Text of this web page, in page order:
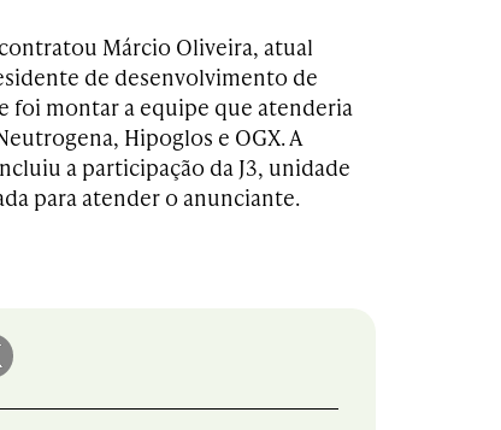
Márcio Oliveira, atual
de desenvolvimento de
foi montar a equipe que atenderia
Hipoglos e OGX. A
a participação da J3, unidade
para atender o anunciante.